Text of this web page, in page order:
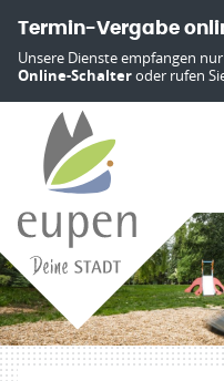
Termin-Vergabe
Unsere Dienste empfangen
Online-Schalteroder rufen